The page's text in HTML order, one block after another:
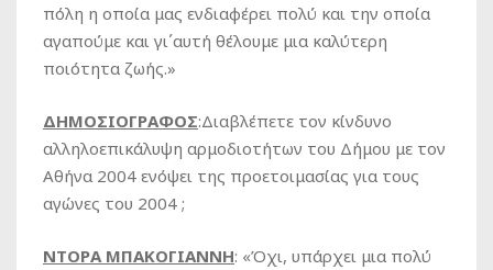
πόλη η οποία μας ενδιαφέρει πολύ και την οποία
αγαπούμε και γι΄αυτή θέλουμε μια καλύτερη
ποιότητα ζωής.»
ΔΗΜΟΣΙΟΓΡΑΦΟΣ:Διαβλέπετε τον κίνδυνο
αλληλοεπικάλυψη αρμοδιοτήτων του Δήμου με τον
Αθήνα 2004 ενόψει της προετοιμασίας για τους
αγώνες του 2004 ;
ΝΤΟΡΑ ΜΠΑΚΟΓΙΑΝΝΗ: «Όχι, υπάρχει μια πολύ